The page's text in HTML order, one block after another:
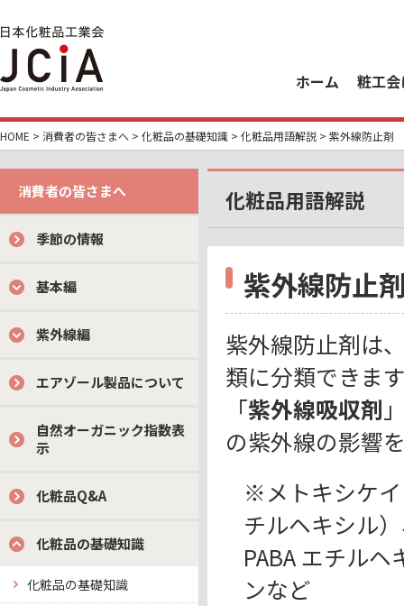
ホーム 粧工
HOME > 消費者の皆さまへ > 化粧品の基礎知識 > 化粧品用語解説 > 紫外線防止剤
消費者の皆さまへ
季節の情報
基本編
紫外線編
エアゾール製品について
自然オーガニック指数表
示
化粧品Q&A
化粧品の基礎知識
化粧品の基礎知識
化粧品用語解説
紫外線防止
紫外線防止剤は
類に分類できま
「紫外線吸収剤
の紫外線の影響
※メトキシケ
チルヘキシル
PABA エチル
ンなど